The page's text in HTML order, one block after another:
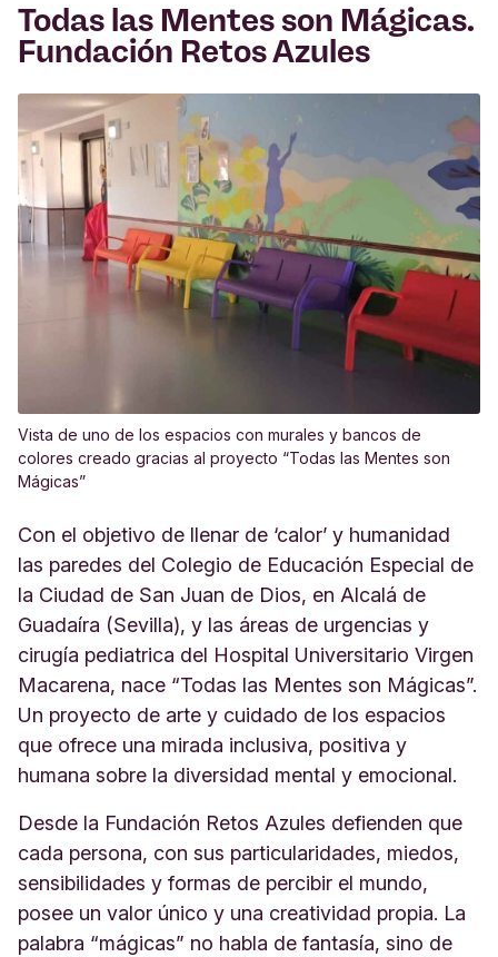
Todas las Mentes son Mágicas.
Fundación Retos Azules
Vista de uno de los espacios con murales y bancos de
colores creado gracias al proyecto “Todas las Mentes son
Mágicas”
Con el objetivo de llenar de ‘calor’ y humanidad
las paredes del Colegio de Educación Especial de
la Ciudad de San Juan de Dios, en Alcalá de
Guadaíra (Sevilla), y las áreas de urgencias y
cirugía pediatrica del Hospital Universitario Virgen
Macarena, nace “Todas las Mentes son Mágicas”.
Un proyecto de arte y cuidado de los espacios
que ofrece una mirada inclusiva, positiva y
humana sobre la diversidad mental y emocional.
Desde la Fundación Retos Azules defienden que
cada persona, con sus particularidades, miedos,
sensibilidades y formas de percibir el mundo,
posee un valor único y una creatividad propia. La
palabra “mágicas” no habla de fantasía, sino de